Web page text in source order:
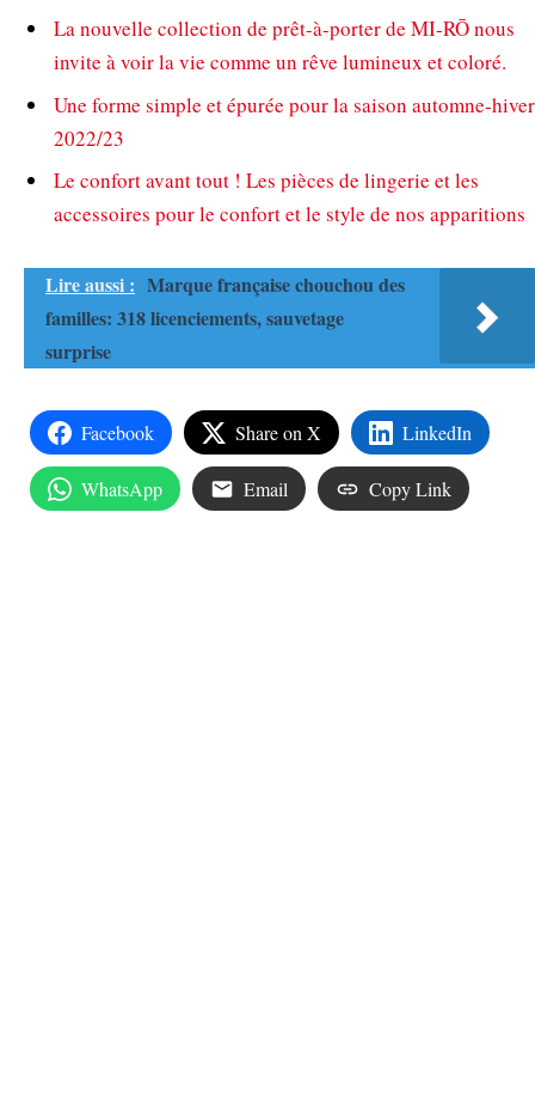
La nouvelle collection de prêt-à-porter de MI-RŌ nous
invite à voir la vie comme un rêve lumineux et coloré.
Une forme simple et épurée pour la saison automne-hiver
2022/23
Le confort avant tout ! Les pièces de lingerie et les
accessoires pour le confort et le style de nos apparitions
Lire aussi : Marque française chouchou des
familles: 318 licenciements, sauvetage
surprise
Facebook Share on X LinkedIn
WhatsApp Email Copy Link